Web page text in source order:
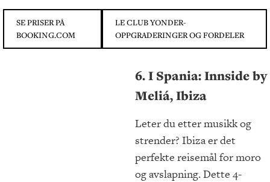
SE PRISER PÅ
BOOKING.COM
LE CLUB YONDER-
OPPGRADERINGER OG FORDELER
6. I Spania: Innside by
Meliá, Ibiza
Leter du etter musikk og
strender? Ibiza er det
perfekte reisemål for moro
og avslapning. Dette 4-